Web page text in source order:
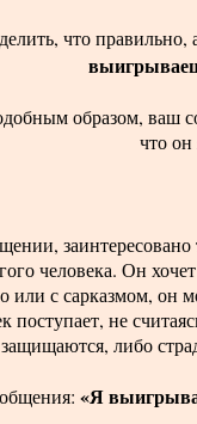
что правильно,
образом, ваш
что он
человека. Он
или с сарказмом, он
поступает, не
защищаются, либо
«Я